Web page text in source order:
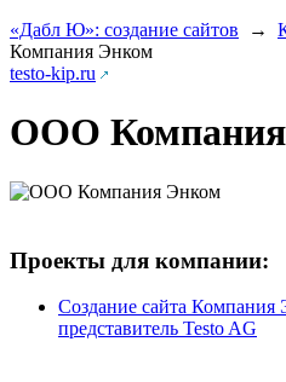
«Дабл Ю»: создание сайтов
→
Компания Энком
testo-kip.ru
ООО
Проекты для компании:
Создание сайта
представитель Testo AG